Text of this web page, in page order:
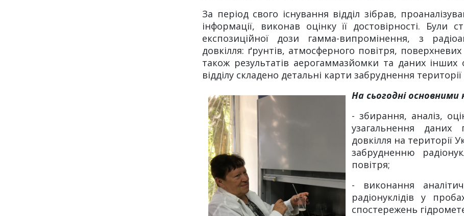
За період свого існування відділ зібрав,
інформації, виконав оцінку її достовірності. Були
експозиційної дози гамма-випромінення, з
довкілля: ґрунтів, атмосферного повітря,
також результатів аерогаммазйомки та даних інших
відділу складено детальні карти забруднення
На сьогодні основними
- збирання, аналіз,
узагальнення даних
довкілля на території
забрудненню
повітря;
- виконання
радіонуклідів у
спостережень